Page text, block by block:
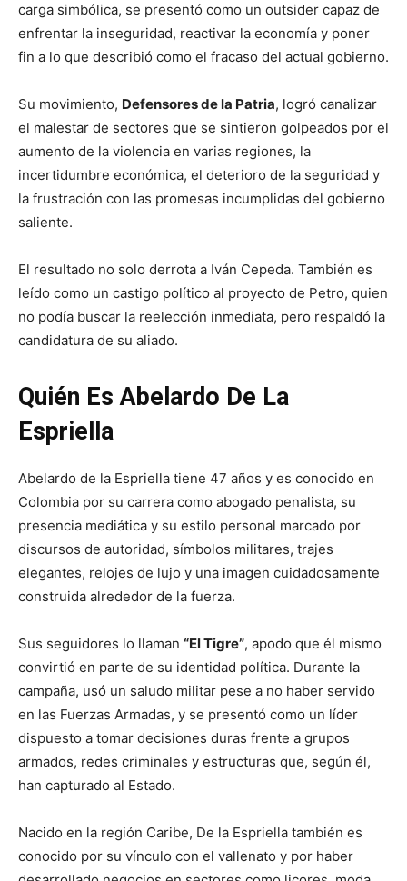
carga simbólica, se presentó como un outsider capaz de
enfrentar la inseguridad, reactivar la economía y poner
fin a lo que describió como el fracaso del actual gobierno.
Su movimiento, Defensores de la Patria, logró canalizar
el malestar de sectores que se sintieron golpeados por el
aumento de la violencia en varias regiones, la
incertidumbre económica, el deterioro de la seguridad y
la frustración con las promesas incumplidas del gobierno
saliente.
El resultado no solo derrota a Iván Cepeda. También es
leído como un castigo político al proyecto de Petro, quien
no podía buscar la reelección inmediata, pero respaldó la
candidatura de su aliado.
Quién Es Abelardo De La
Espriella
Abelardo de la Espriella tiene 47 años y es conocido en
Colombia por su carrera como abogado penalista, su
presencia mediática y su estilo personal marcado por
discursos de autoridad, símbolos militares, trajes
elegantes, relojes de lujo y una imagen cuidadosamente
construida alrededor de la fuerza.
Sus seguidores lo llaman “El Tigre”, apodo que él mismo
convirtió en parte de su identidad política. Durante la
campaña, usó un saludo militar pese a no haber servido
en las Fuerzas Armadas, y se presentó como un líder
dispuesto a tomar decisiones duras frente a grupos
armados, redes criminales y estructuras que, según él,
han capturado al Estado.
Nacido en la región Caribe, De la Espriella también es
conocido por su vínculo con el vallenato y por haber